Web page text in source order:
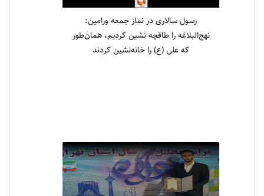
رسول سالاری در نماز جمعه ورامین:
نهج‌البلاغه را طاقچه نشین کردیم، همان‌طور
که علی (ع) را خانه‌نشین کردند